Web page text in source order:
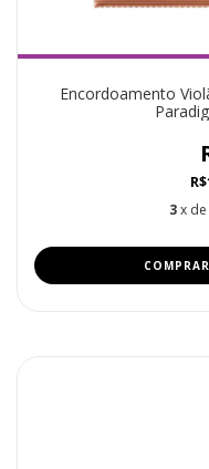
Encordoamento
3x de